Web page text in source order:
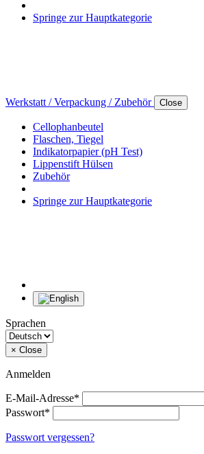
Springe zur Hauptkategorie
Werkstatt / Verpackung / Zubehör Close
Cellophanbeutel
Flaschen, Tiegel
Indikatorpapier (pH Test)
Lippenstift Hülsen
Zubehör
Springe zur Hauptkategorie
Sprachen
× Close
Anmelden
E-Mail-Adresse*
Passwort*
Passwort vergessen?